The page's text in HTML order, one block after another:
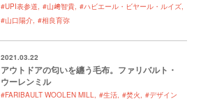
#UPI表参道 #山﨑智貴 #ハビエール・ビヤール・ルイズ
#山口陽介 #相良育弥
2021.03.22
アウトドアの匂いを纏う毛布。ファリバルト・
ウーレンミル
#FARIBAULT WOOLEN MILL #生活 #焚火 #デザイン